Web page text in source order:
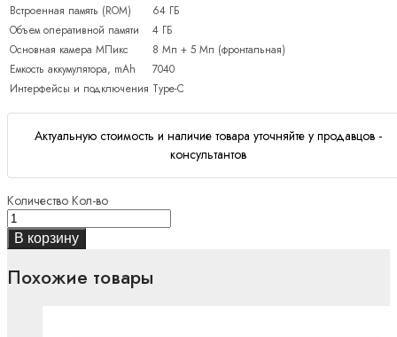
Встроенная память (ROM)
64 ГБ
Объем оперативной памяти
4 ГБ
Основная камера МПикс
8 Мп + 5 Мп (фронтальная)
Емкость аккумулятора, mAh
7040
Интерфейсы и подключения Type-C
Актуальную стоимость и наличие товара уточняйте у продавцов -
консультантов
Количество Кол-во
В корзину
Похожие товары